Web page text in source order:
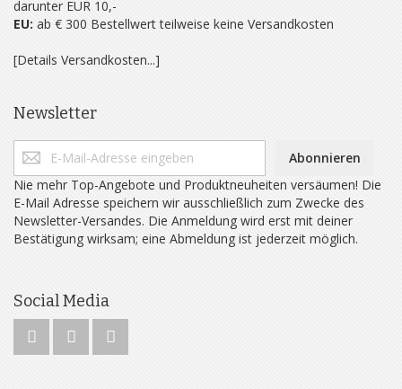
darunter EUR 10,-
EU: ab € 300 Bestellwert teilweise keine Versandkosten
[Details Versandkosten...]
Newsletter
Abonnieren
Nie mehr Top-Angebote und Produktneuheiten versäumen! Die
E-Mail Adresse speichern wir ausschließlich zum Zwecke des
Newsletter-Versandes. Die Anmeldung wird erst mit deiner
Bestätigung wirksam; eine Abmeldung ist jederzeit möglich.
Social Media